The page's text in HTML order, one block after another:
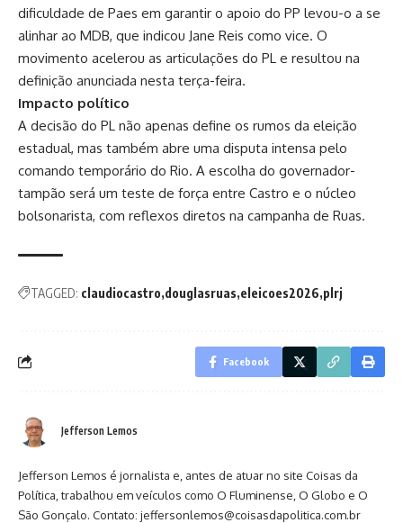
dificuldade de Paes em garantir o apoio do PP levou-o a se
alinhar ao MDB, que indicou Jane Reis como vice. O
movimento acelerou as articulações do PL e resultou na
definição anunciada nesta terça-feira.
Impacto político
A decisão do PL não apenas define os rumos da eleição
estadual, mas também abre uma disputa intensa pelo
comando temporário do Rio. A escolha do governador-
tampão será um teste de força entre Castro e o núcleo
bolsonarista, com reflexos diretos na campanha de Ruas.
TAGGED: claudiocastro douglasruas eleicoes2026 plrj
Facebook
Jefferson Lemos
Jefferson Lemos é jornalista e, antes de atuar no site Coisas da
Política, trabalhou em veículos como O Fluminense, O Globo e O
São Gonçalo. Contato: jeffersonlemos@coisasdapolitica.com.br